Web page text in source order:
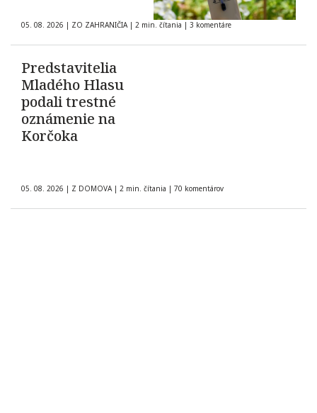
05. 08. 2026 | ZO ZAHRANIČIA | 2 min. čítania | 3 komentáre
Predstavitelia
Mladého Hlasu
podali trestné
oznámenie na
Korčoka
05. 08. 2026 | Z DOMOVA | 2 min. čítania | 70 komentárov